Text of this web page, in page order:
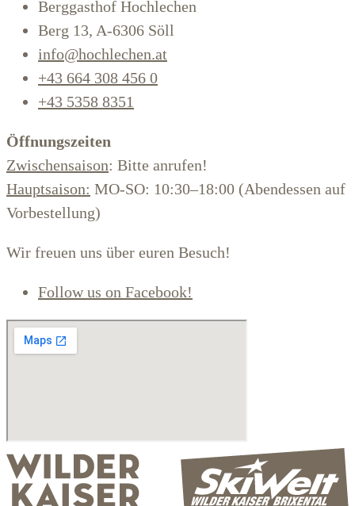
Berggasthof Hochlechen
Berg 13, A-6306 Söll
info@hochlechen.at
+43 664 308 456 0
+43 5358 8351
Öffnungszeiten
Zwischensaison: Bitte anrufen!
Hauptsaison: MO-SO: 10:30–18:00 (Abendessen auf
Vorbestellung)
Wir freuen uns über euren Besuch!
Follow us on Facebook!